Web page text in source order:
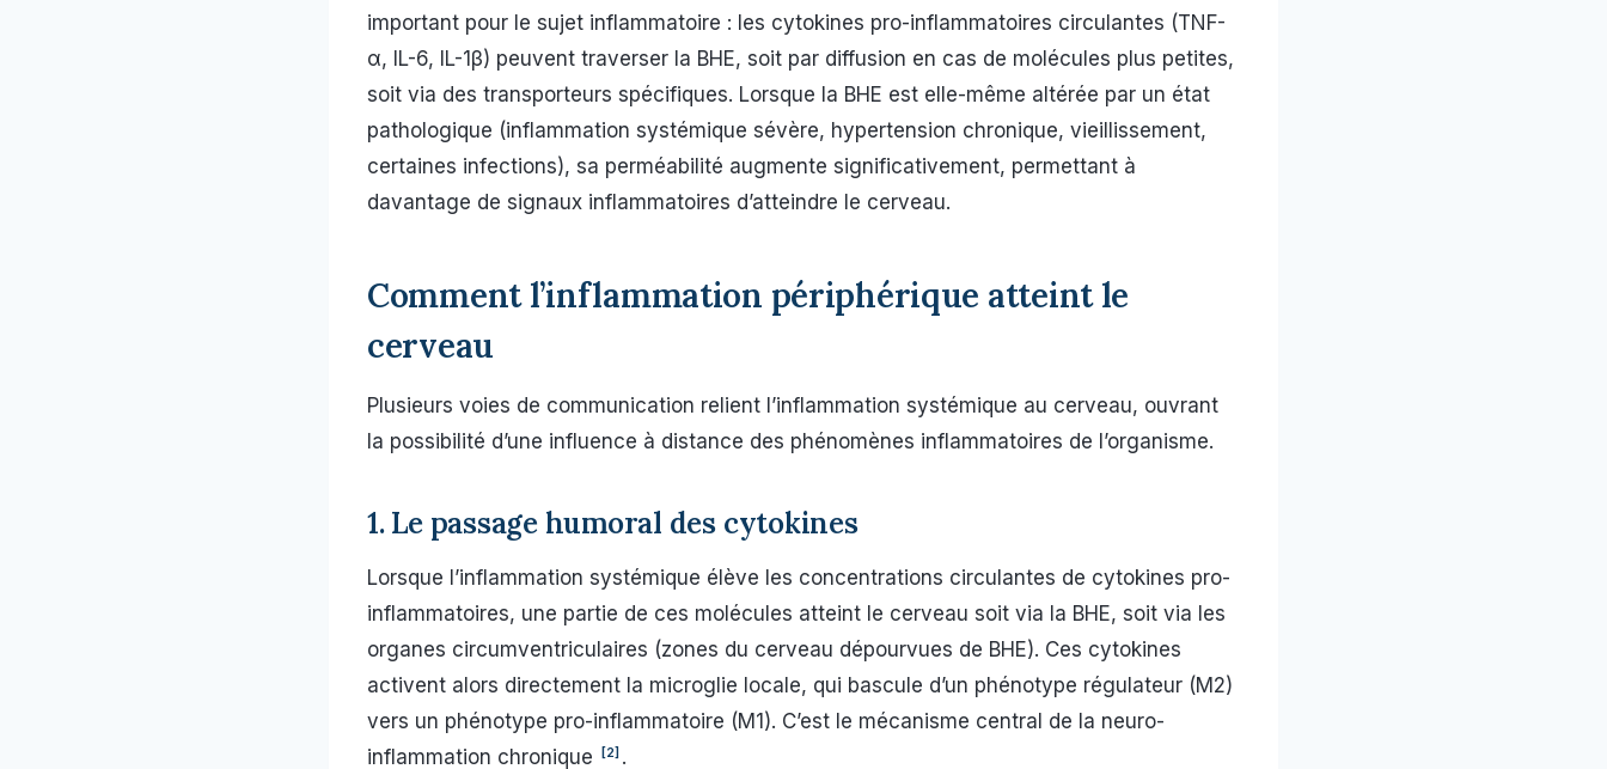
important pour le sujet inflammatoire : les cytokines pro-inflammatoires circulantes (TNF-
α, IL-6, IL-1β) peuvent traverser la BHE, soit par diffusion en cas de molécules plus petites,
soit via des transporteurs spécifiques. Lorsque la BHE est elle-même altérée par un état
pathologique (inflammation systémique sévère, hypertension chronique, vieillissement,
certaines infections), sa perméabilité augmente significativement, permettant à
davantage de signaux inflammatoires d’atteindre le cerveau.
Comment l’inflammation périphérique atteint le
cerveau
Plusieurs voies de communication relient l’inflammation systémique au cerveau, ouvrant
la possibilité d’une influence à distance des phénomènes inflammatoires de l’organisme.
1. Le passage humoral des cytokines
Lorsque l’inflammation systémique élève les concentrations circulantes de cytokines pro-
inflammatoires, une partie de ces molécules atteint le cerveau soit via la BHE, soit via les
organes circumventriculaires (zones du cerveau dépourvues de BHE). Ces cytokines
activent alors directement la microglie locale, qui bascule d’un phénotype régulateur (M2)
vers un phénotype pro-inflammatoire (M1). C’est le mécanisme central de la neuro-
inflammation chronique [2] .